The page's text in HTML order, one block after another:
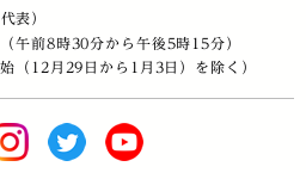
代表）
午前8時30分から午後5時15分）
（12月29日から1月3日）を除く）